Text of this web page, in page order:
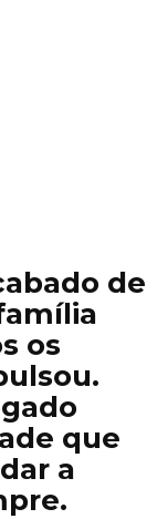
de
os
que
a